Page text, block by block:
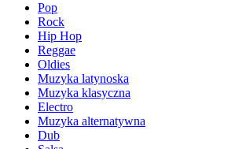
Pop
Rock
Hip Hop
Reggae
Oldies
Muzyka latynoska
Muzyka klasyczna
Electro
Muzyka alternatywna
Dub